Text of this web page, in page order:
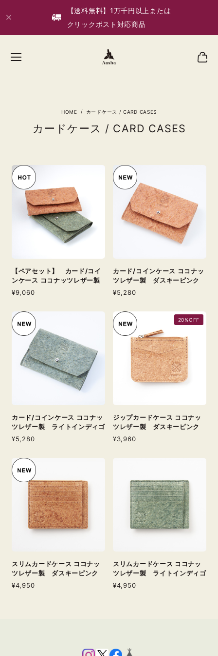
【送料無料】1万千円以上または
クリックポスト対応商品
カードケース / CARD CASES
カードケース / CARD CASES
【ペアセット】 カード/コイ
ンケース ココナッツレザー製
¥9,060
カード/コインケース ココナッ
ツレザー製 ダスキーピンク
¥5,280
カード/コインケース ココナッ
ツレザー製 ライトインディゴ
¥5,280
20%OFF
ジップカードケース ココナッ
ツレザー製 ダスキーピンク
¥3,960
スリムカードケース ココナッ
ツレザー製 ダスキーピンク
¥4,950
スリムカードケース ココナッ
ツレザー製 ライトインディゴ
¥4,950